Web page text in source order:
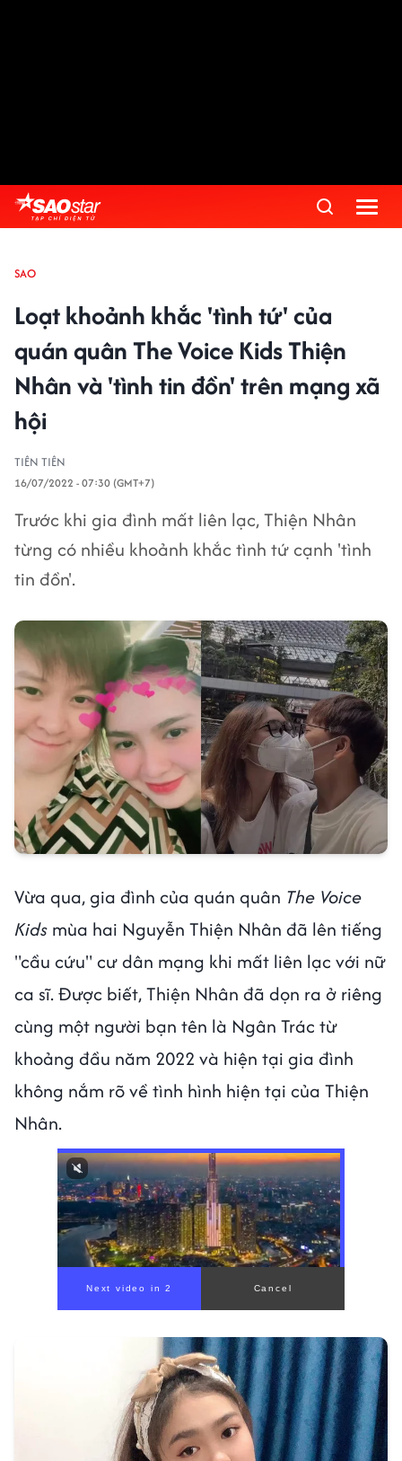
SAO
Loạt khoảnh khắc 'tình tứ' của
quán quân The Voice Kids Thiện
Nhân và 'tình tin đồn' trên mạng xã
hội
TIÊN TIÊN
16/07/2022 - 07:30 (GMT+7)
Trước khi gia đình mất liên lạc, Thiện Nhân
từng có nhiều khoảnh khắc tình tứ cạnh 'tình
tin đồn'.
Vừa qua, gia đình của quán quân The Voice
Kids mùa hai Nguyễn Thiện Nhân đã lên tiếng
"cầu cứu" cư dân mạng khi mất liên lạc với nữ
ca sĩ. Được biết, Thiện Nhân đã dọn ra ở riêng
cùng một người bạn tên là Ngân Trác từ
khoảng đầu năm 2022 và hiện tại gia đình
không nắm rõ về tình hình hiện tại của Thiện
Nhân.